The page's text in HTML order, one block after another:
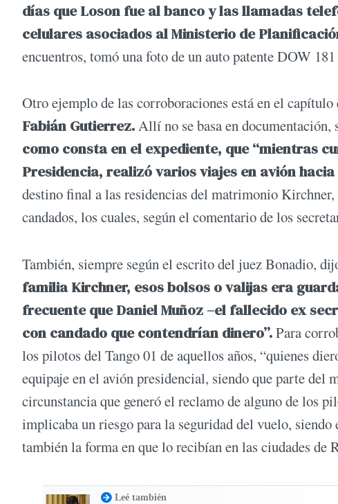
días que Loson fue al banco y las llamadas
celulares asociados al Ministerio de
encuentros, tomó una foto de un auto patente DOW
Otro ejemplo de las corroboraciones está en el capítulo
Fabián Gutierrez.Allí no se basa en documentación,
como consta en el expediente, que “mientras
Presidencia, realizó varios viajes en avión
destino final a las residencias del matrimonio
candados, los cuales, según el comentario de los
También, siempre según el escrito del juez Bonadio,
familia Kirchner, esos bolsos o valijas era
frecuente que Daniel Muñoz –el fallecido ex
con candado que contendrían dinero”.Para
los pilotos del Tango 01 de aquellos años, “quienes
equipaje en el avión presidencial, siendo que parte del
circunstancia que generó el reclamo de alguno de los
implicaba un riesgo para la seguridad del vuelo,
también la forma en que lo recibían en las ciudades de
Leé también